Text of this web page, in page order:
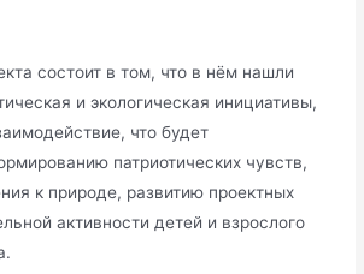
состоит в том, что в нём нашли
и экологическая инициативы,
что будет
патриотических чувств,
к природе, развитию проектных
активности детей и взрослого